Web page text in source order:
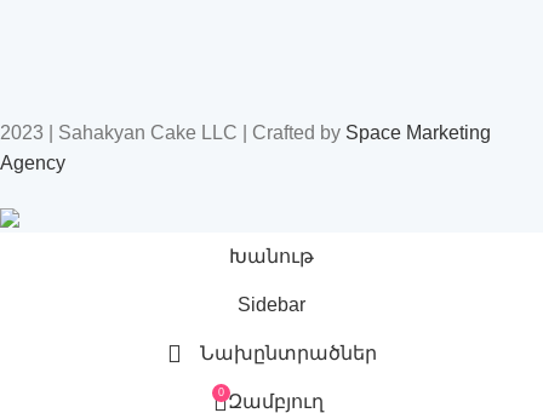
2023 | Sahakyan Cake LLC | Crafted by Space Marketing
Agency
Խանութ
Sidebar
Նախընտրածներ
0 Զամբյուղ